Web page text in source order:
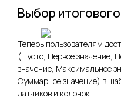
Выбор
Теперь пользователям
(Пусто, Первое значение,
значение, Максимальное
Суммарное значение) в
датчиков и колонок.